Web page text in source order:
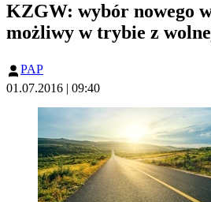
KZGW: wybór nowego
możliwy w trybie z
PAP
01.07.2016 | 09:40